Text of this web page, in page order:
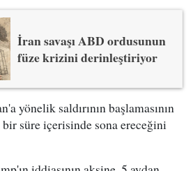
İran savaşı ABD ordusunun
füze krizini derinleştiriyor
yönelik saldırının başlamasının
bir süre içerisinde sona ereceğini